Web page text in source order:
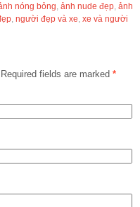
nóng bỏng, ảnh nude đẹp, ảnh
, người đẹp và xe, xe và người
Required fields are marked *